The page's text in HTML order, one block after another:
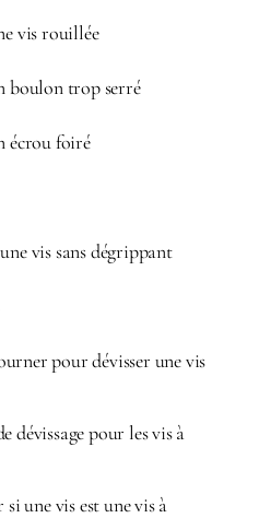
vis rouillée
boulon trop serré
écrou foiré
vis sans dégrippant
pour dévisser une vis
dévissage pour les vis à
une vis est une vis à